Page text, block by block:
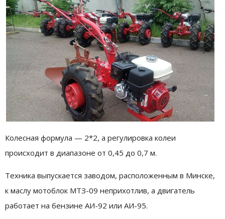
Колесная формула — 2*2, а регулировка колеи
происходит в диапазоне от 0,45 до 0,7 м.
Техника выпускается заводом, расположенным в Минске,
к маслу мотоблок МТЗ-09 неприхотлив, а двигатель
работает на бензине АИ-92 или АИ-95.